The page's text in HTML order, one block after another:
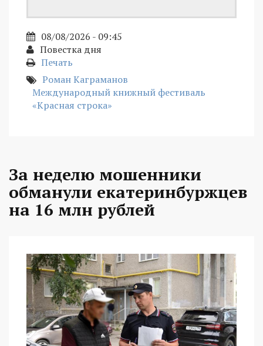
08/08/2026 - 09:45
Повестка дня
Печать
Роман Каграманов
Международный книжный фестиваль
«Красная строка»
За неделю мошенники
обманули екатеринбуржцев
на 16 млн рублей